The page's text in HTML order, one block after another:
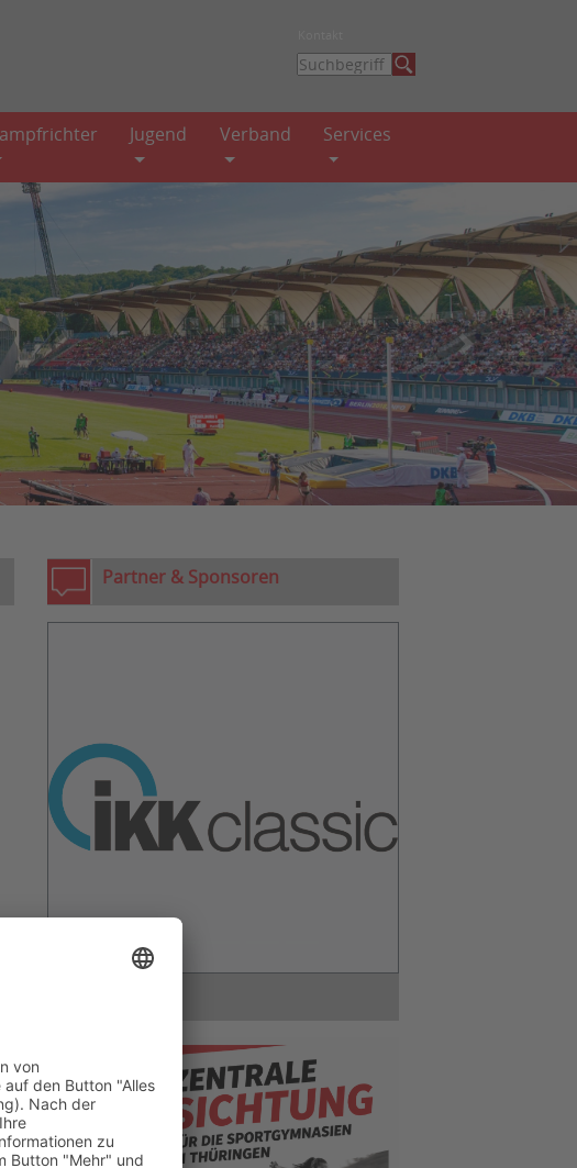
Jugend Verband Services
weiter
Partner & Sponsoren
zurück weiter